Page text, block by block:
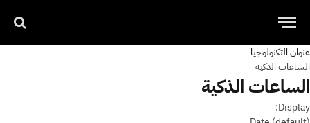
عنوان التكنولوجيا
الساعات الذكية
الساعات الذكية
Display: